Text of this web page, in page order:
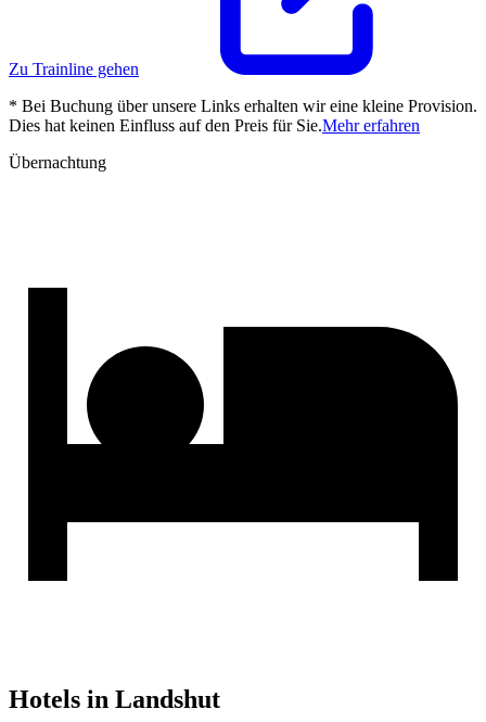
Zu Trainline gehen
* Bei Buchung über unsere Links erhalten wir eine kleine Provision.
Dies hat keinen Einfluss auf den Preis für Sie.Mehr erfahren
Übernachtung
Hotels in Landshut